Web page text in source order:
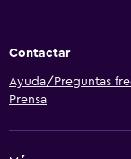
Contactar
Ayuda/Preguntas
Prensa